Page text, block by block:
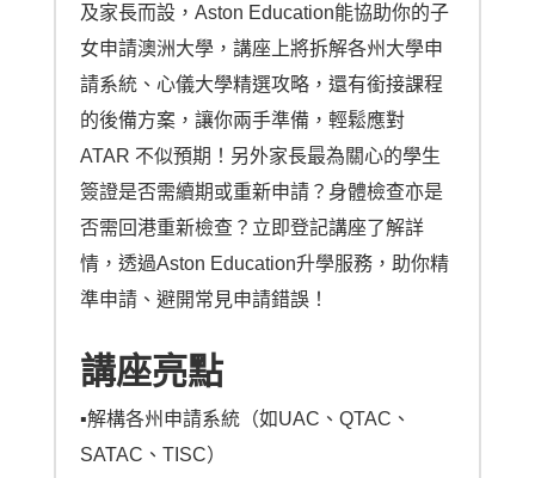
及家長而設，Aston Education能協助你的子
女申請澳洲大學，講座上將拆解各州大學申
請系統、心儀大學精選攻略，還有銜接課程
的後備方案，讓你兩手準備，輕鬆應對
ATAR 不似預期！另外家長最為關心的學生
簽證是否需續期或重新申請？身體檢查亦是
否需回港重新檢查？立即登記講座了解詳
情，透過Aston Education升學服務，助你精
準申請、避開常見申請錯誤！
講座亮點
▪︎解構各州申請系統（如UAC、QTAC、
SATAC、TISC）